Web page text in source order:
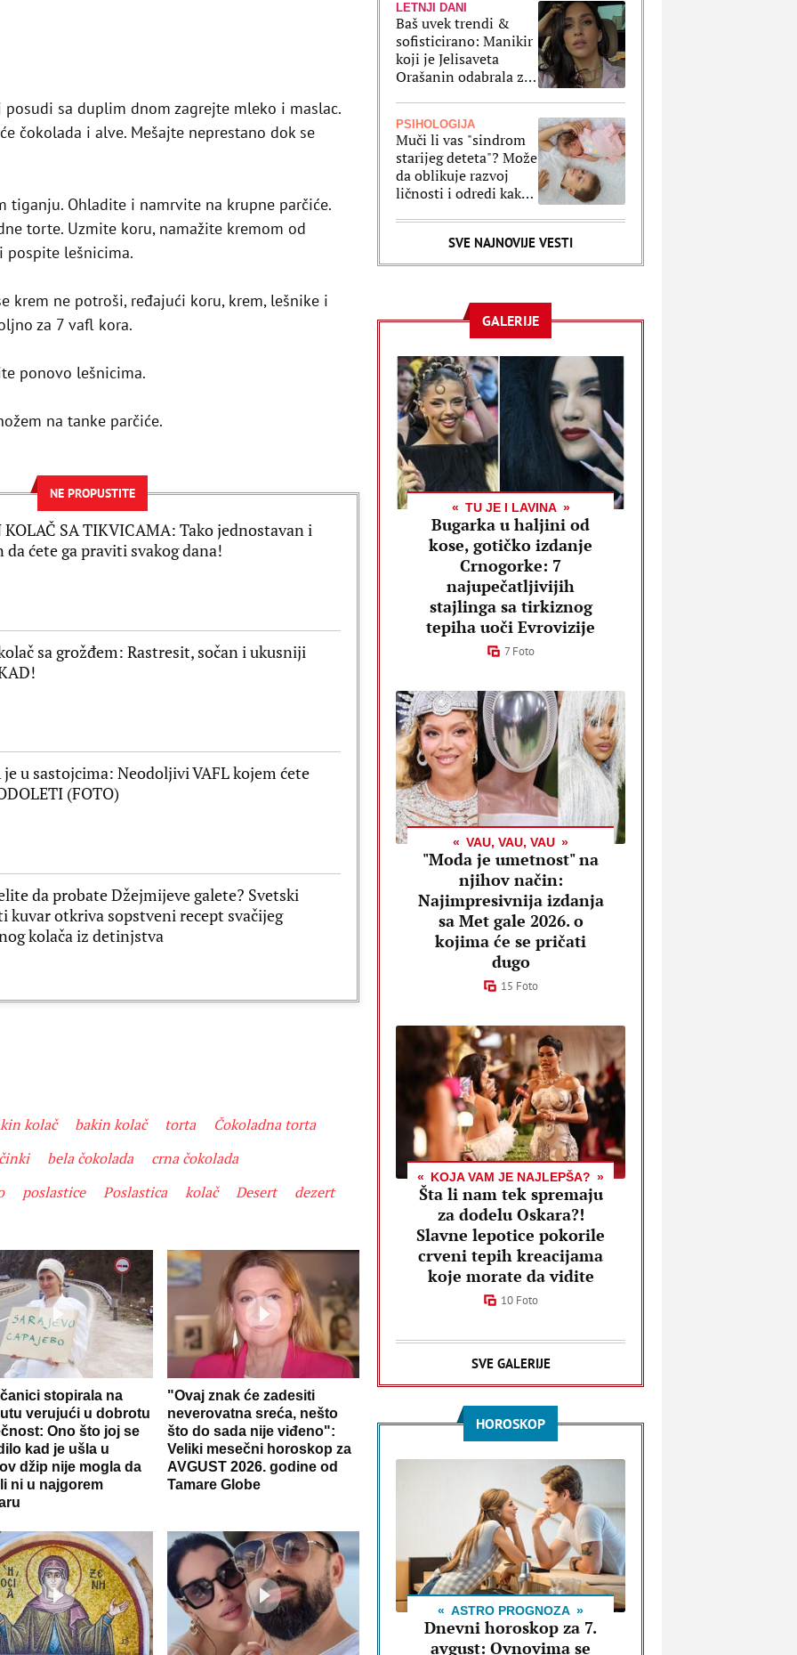
sa duplim dnom zagrejte mleko i maslac.
čokolada i alve. Mešajte neprestano dok se
tiganju. Ohladite i namrvite na krupne parčiće.
torte. Uzmite koru, namažite kremom od
pospite lešnicima.
krem ne potroši, ređajući koru, krem, lešnike i
za 7 vafl kora.
ponovo lešnicima.
na tanke parčiće.
NE PROPUSTITE
KOLAČ SA TIKVICAMA: Tako jednostavan i
da ćete ga praviti svakog dana!
sa grožđem: Rastresit, sočan i ukusniji
je u sastojcima: Neodoljivi VAFL kojem ćete
(FOTO)
da probate Džejmijeve galete? Svetski
kuvar otkriva sopstveni recept svačijeg
kolača iz detinjstva
kolač bakin kolač torta
Čokoladna torta
bela čokolada
crna čokolada
poslastice Poslastica kolač Desert dezert
stopirala na
verujući u dobrotu
Ono što joj se
kad je ušla u
džip nije mogla da
ni u najgorem
"Ovaj znak će zadesiti
neverovatna sreća, nešto
što do sada nije viđeno":
Veliki mesečni horoskop za
AVGUST 2026. godine od
Tamare Globe
LETNJI DANI
Baš uvek trendi &
sofisticirano: Manikir
koji je Jelisaveta
Orašanin odabrala za
PSIHOLOGIJA
Muči li vas "sindrom
starijeg deteta"? Može
da oblikuje razvoj
ličnosti i odredi kako
odrasli
SVE NAJNOVIJE VESTI
GALERIJE
TU JE I LAVINA
Bugarka u haljini od
kose, gotičko izdanje
Crnogorke: 7
najupečatljivijih
stajlinga sa tirkiznog
tepiha uoči Evrovizije
7 Foto
VAU, VAU, VAU
"Moda je umetnost" na
njihov način:
Najimpresivnija izdanja
sa Met gale 2026. o
kojima će se pričati
dugo
15 Foto
KOJA VAM JE NAJLEPŠA?
Šta li nam tek spremaju
za dodelu Oskara?!
Slavne lepotice pokorile
crveni tepih kreacijama
koje morate da vidite
10 Foto
SVE GALERIJE
HOROSKOP
ASTRO PROGNOZA
Dnevni horoskop za 7.
avgust: Ovnovima se